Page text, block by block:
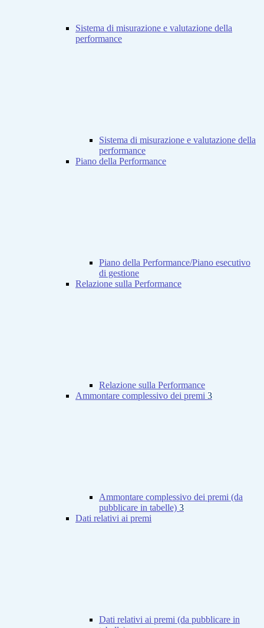
Sistema di misurazione e valutazione della
performance
Sistema di misurazione e valutazione della
performance
Piano della Performance
Piano della Performance/Piano esecutivo
di gestione
Relazione sulla Performance
Relazione sulla Performance
Ammontare complessivo dei premi 3
Ammontare complessivo dei premi (da
pubblicare in tabelle) 3
Dati relativi ai premi
Dati relativi ai premi (da pubblicare in